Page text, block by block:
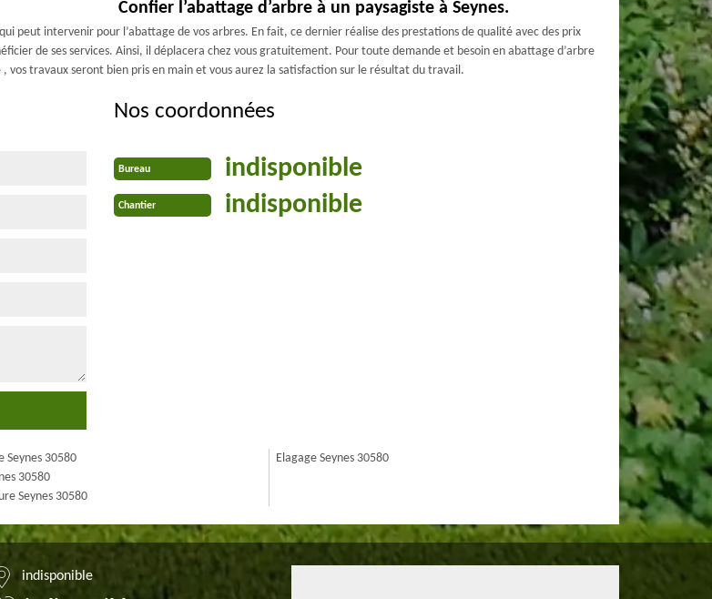
Confier l’abattage d’arbre à un paysagiste à Seynes.
peut intervenir pour l’abattage de vos arbres. En fait, ce dernier réalise des prestations de qualité avec des prix
de ses services. Ainsi, il déplacera chez vous gratuitement. Pour toute demande et besoin en abattage d’arbre
vos travaux seront bien pris en main et vous aurez la satisfaction sur le résultat du travail.
Nos coordonnées
Bureau indisponible
Chantier indisponible
Seynes 30580
30580
Seynes 30580
Elagage Seynes 30580
indisponible